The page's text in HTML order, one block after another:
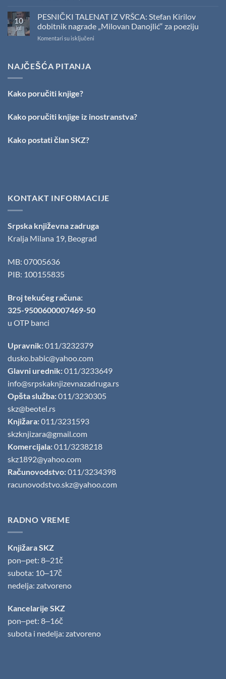
Sali
SKZ
održano
10
jul
PESNIČKI TALENAT IZ VRŠCA: Stefan Kirilov
dobitnik nagrade „Milovan Danojlić“ za poeziju
Komentari su isključeni
„Milovan
NAJČEŠĆA PITANJA
Kako poručiti knjige?
Kako poručiti knjige iz inostranstva?
Kako postati član SKZ?
KONTAKT INFORMACIJE
Srpska književna zadruga
Kralja Milana 19, Beograd
MB: 07005636
PIB: 100155835
Broj tekućeg računa:
325-9500600007469-50
u OTP banci
Upravnik:011/3232379
dusko.babic@yahoo.com
Glavni urednik:011/3233649
info@srpskaknjizevnazadruga.rs
Opšta služba:011/3230305
skz@beotel.rs
Knjižara:011/3231593
skzknjizara@gmail.com
Komercijala:011/3238218
skz1892@yahoo.com
Računovodstvo:011/3234398
racunovodstvo.skz@yahoo.com
RADNO VREME
Knjižara SKZ
pon‒pet: 8‒21č
subota: 10‒17č
nedelja: zatvoreno
Kancelarije SKZ
pon‒pet: 8‒16č
subota i nedelja: zatvoreno